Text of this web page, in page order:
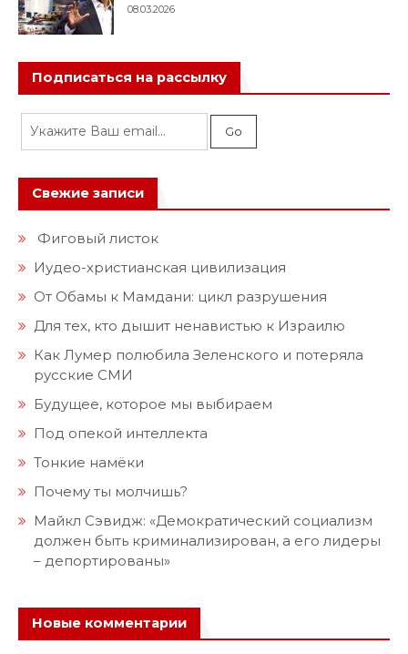
08.03.2026
Подписаться на рассылку
Свежие записи
Фиговый листок
Иудео-христианская цивилизация
От Обамы к Мамдани: цикл разрушения
Для тех, кто дышит ненавистью к Израилю
Как Лумер полюбила Зеленского и потеряла
русские СМИ
Будущее, которое мы выбираем
Под опекой интеллекта
Тонкие намёки
Почему ты молчишь?
Майкл Сэвидж: «Демократический социализм
должен быть криминализирован, а его лидеры
– депортированы»
Новые комментарии